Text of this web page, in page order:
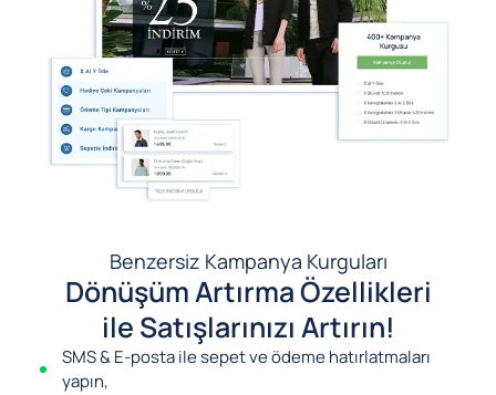
Benzersiz Kampanya Kurguları
Dönüşüm Artırma Özellikleri
ile Satışlarınızı Artırın!
SMS & E-posta ile sepet ve ödeme hatırlatmaları
yapın,